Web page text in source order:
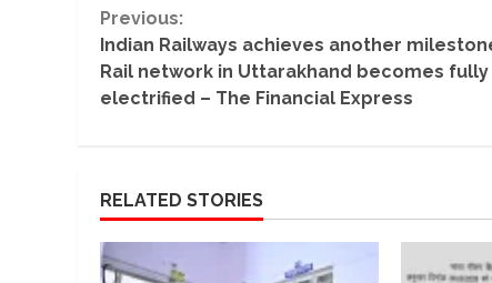
Continue
Reading
Previous:
Indian Railways achieves another
Rail network in Uttarakhand becomes fully
electrified – The Financial Express
RELATED STORIES